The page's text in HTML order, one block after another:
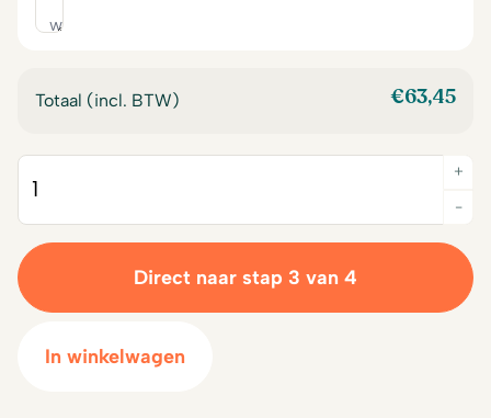
Totaal (incl. BTW) €63,45
-
+
Direct naar stap 3 van 4
In winkelwagen